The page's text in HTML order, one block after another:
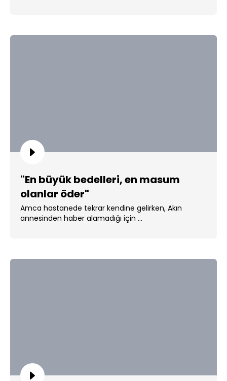
"En büyük bedelleri, en masum
olanlar öder"
Amca hastanede tekrar kendine gelirken, Akın
annesinden haber alamadığı için ...